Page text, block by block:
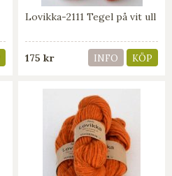
Lovikka-2111 Tegel på vit ull
175 kr INFO KÖP